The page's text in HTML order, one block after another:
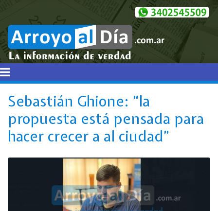
Sebastián Ghione: “la
propuesta está pensada para
hacer crecer a al ciudad”